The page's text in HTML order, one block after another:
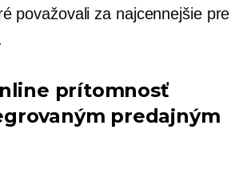
považovali za najcennejšie pre
prítomnosť
predajným